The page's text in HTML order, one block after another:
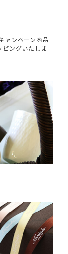
ャンペーン商品
ピングいたしま